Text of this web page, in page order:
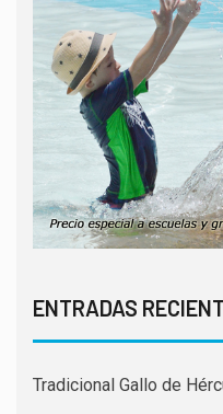
ENTRADAS
Tradicional Gallo de